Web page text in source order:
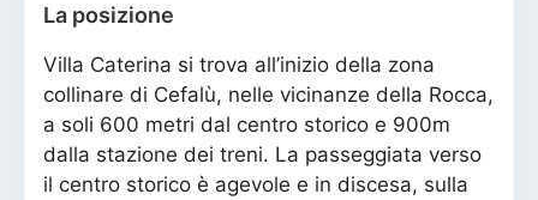
La posizione
Villa Caterina si trova all’inizio della zona
collinare di Cefalù, nelle vicinanze della Rocca,
a soli 600 metri dal centro storico e 900m
dalla stazione dei treni. La passeggiata verso
il centro storico è agevole e in discesa, sulla